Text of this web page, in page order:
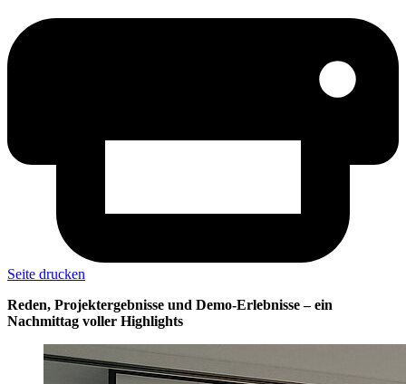
Seite drucken
Reden, Projektergebnisse und Demo-Erlebnisse – ein
Nachmittag voller Highlights